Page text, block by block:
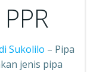
Sukolilo – Pipa
jenis pipa